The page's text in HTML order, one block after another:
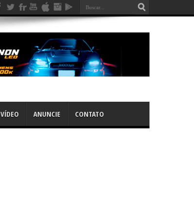
VÍDEO ANUNCIE CONTATO